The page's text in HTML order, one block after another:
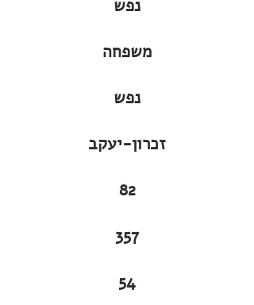
נפש
משפחה
נפש
זכרון-יעקב
82
357
54